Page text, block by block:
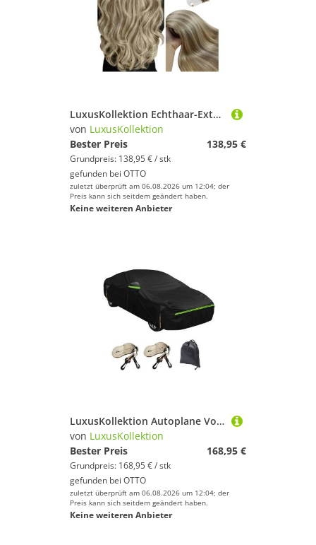
LuxusKollektion Echthaar-Extension Microring Extensions 35 cm Micro 3 Micro 4 Hellbraun Ombre Platinblond
von LuxusKollektion
Bester Preis
138,95 €
Grundpreis: 138,95 € / stk
gefunden bei OTTO
zuletzt überprüft am 06.08.2026 um 12:04; der
Preis kann sich seitdem geändert haben.
Keine weiteren Anbieter
LuxusKollektion Autoplane Vollgarage Abdeckplane wasserdicht AntiUV CHR SUV right door zipper
von LuxusKollektion
Bester Preis
168,95 €
Grundpreis: 168,95 € / stk
gefunden bei OTTO
zuletzt überprüft am 06.08.2026 um 12:04; der
Preis kann sich seitdem geändert haben.
Keine weiteren Anbieter